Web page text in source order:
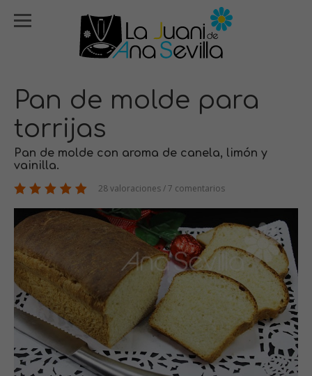
Pan de molde para
torrijas
Pan de molde con aroma de canela, limón y
vainilla.
28 valoraciones / 7 comentarios